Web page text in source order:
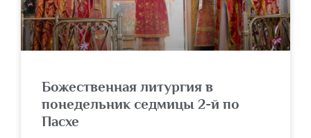
Божественная литургия в
понедельник седмицы 2-й по
Пасхе